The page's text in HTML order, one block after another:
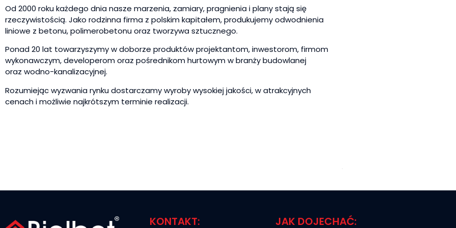
Od 2000 roku każdego dnia nasze marzenia, zamiary, pragnienia i plany stają się
rzeczywistością. Jako rodzinna firma z polskim kapitałem, produkujemy odwodnienia
liniowe z betonu, polimerobetonu oraz tworzywa sztucznego.
Ponad 20 lat towarzyszymy w doborze produktów projektantom, inwestorom, firmom
wykonawczym, developerom oraz pośrednikom hurtowym w branży budowlanej
oraz wodno-kanalizacyjnej.
Rozumiejąc wyzwania rynku dostarczamy wyroby wysokiej jakości, w atrakcyjnych
cenach i możliwie najkrótszym terminie realizacji.
KONTAKT: JAK DOJECHAĆ: